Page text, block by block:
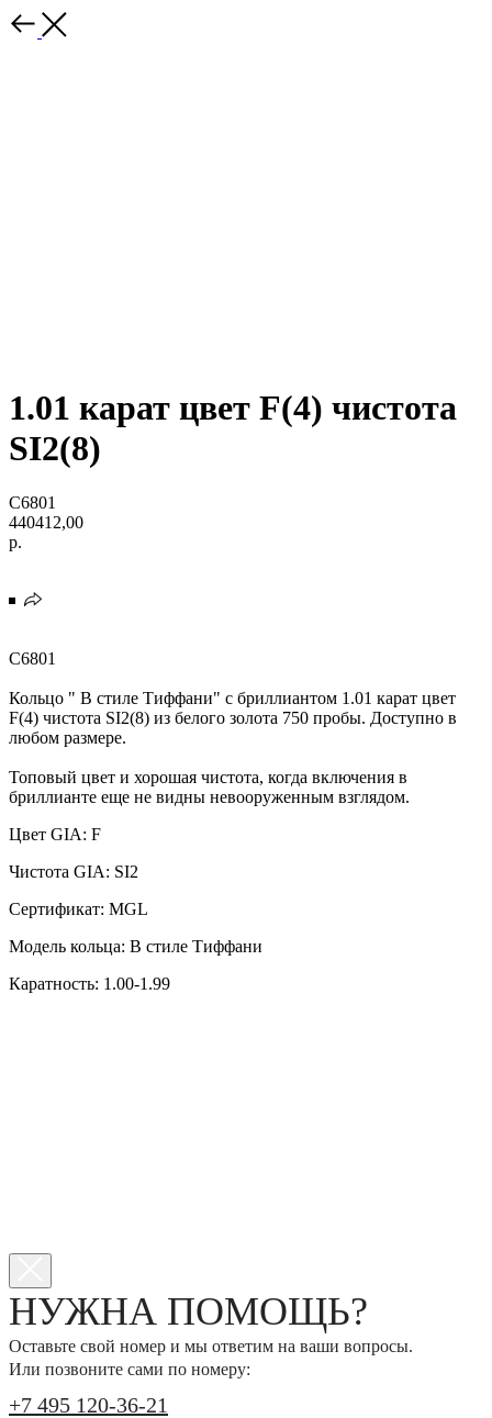
1.01 карат цвет F(4) чистота
SI2(8)
C6801
440412,00
р.
C6801
Кольцо " В стиле Тиффани" с бриллиантом 1.01 карат цвет
F(4) чистота SI2(8) из белого золота 750 пробы. Доступно в
любом размере.
Топовый цвет и хорошая чистота, когда включения в
бриллианте еще не видны невооруженным взглядом.
Цвет GIA: F
Чистота GIA: SI2
Сертификат: MGL
Модель кольца: В стиле Тиффани
Каратность: 1.00-1.99
НУЖНА ПОМОЩЬ?
Оставьте свой номер и мы ответим на ваши вопросы.
Или позвоните сами по номеру:
+7 495 120-36-21